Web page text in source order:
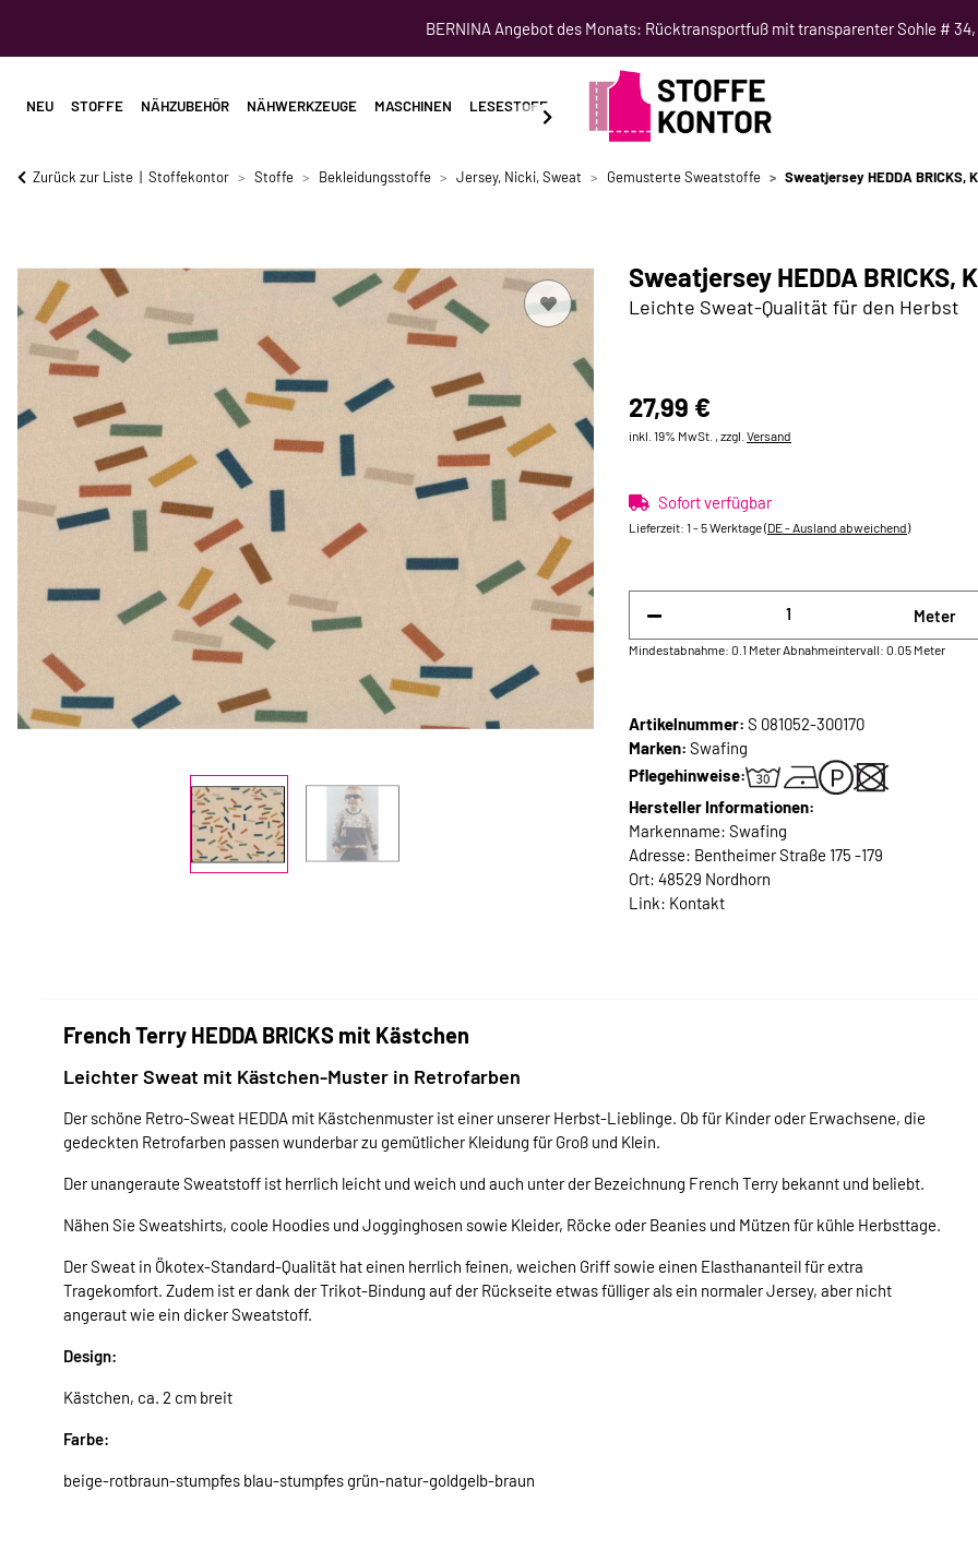
BERNINA Angebot des Monats: Rücktransportfuß mit transparenter Sohle # 34,
NEU STOFFE NÄHZUBEHÖR NÄHWERKZEUGE MASCHINEN LESESTOFF SCHNITTMUSTER NÄHKURSE
Zurück zur Liste Stoffekontor Stoffe Bekleidungsstoffe Jersey, Nicki, Sweat Gemusterte Sweatstoffe Sweatjersey HEDDA BRICKS,
Sweatjersey HEDDA BRICKS,
Leichte Sweat-Qualität für den Herbst
27,99 €
inkl. 19% MwSt. , zzgl. Versand
Sofort verfügbar
Lieferzeit: 1 - 5 Werktage(DE - Ausland abweichend)
Meter
Mindestabnahme: 0.1 MeterAbnahmeintervall: 0.05 Meter
Artikelnummer: S 081052-300170
Marken: Swafing
Pflegehinweise:
Hersteller Informationen:
Markenname: Swafing
Adresse: Bentheimer Straße 175 -179
Ort: 48529 Nordhorn
Link: Kontakt
French Terry HEDDA BRICKS mit Kästchen
Leichter Sweat mit Kästchen-Muster in Retrofarben
Der schöne Retro-Sweat HEDDA mit Kästchenmuster ist einer unserer Herbst-Lieblinge. Ob für Kinder oder Erwachsene, die
gedeckten Retrofarben passen wunderbar zu gemütlicher Kleidung für Groß und Klein.
Der unangeraute Sweatstoff ist herrlich leicht und weich und auch unter der Bezeichnung French Terry bekannt und beliebt.
Nähen Sie Sweatshirts, coole Hoodies und Jogginghosen sowie Kleider, Röcke oder Beanies und Mützen für kühle Herbsttage.
Der Sweat in Ökotex-Standard-Qualität hat einen herrlich feinen, weichen Griff sowie einen Elasthananteil für extra
Tragekomfort. Zudem ist er dank der Trikot-Bindung auf der Rückseite etwas fülliger als ein normaler Jersey, aber nicht
angeraut wie ein dicker Sweatstoff.
Design:
Kästchen, ca. 2 cm breit
Farbe:
beige-rotbraun-stumpfes blau-stumpfes grün-natur-goldgelb-braun